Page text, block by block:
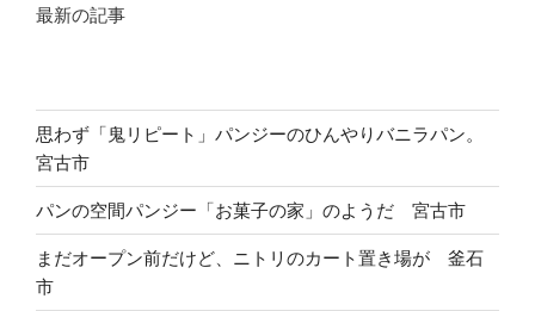
い
ラ
ー
メ
ン
村
屋」
最新の記事
思わず「鬼リピート」パンジーのひんやりバニラパン。
宮古市
パンの空間パンジー「お菓子の家」のようだ 宮古市
まだオープン前だけど、ニトリのカート置き場が 釜石
市